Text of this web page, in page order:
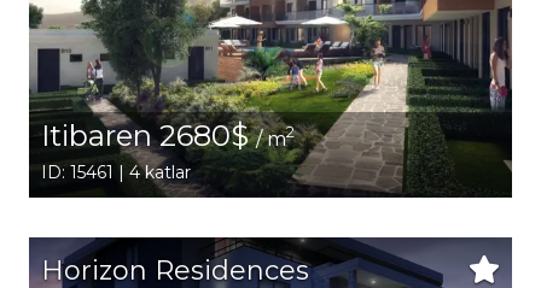
Itibaren 2680$/ m2
ID: 15461 | 4 katlar
Horizon Residences